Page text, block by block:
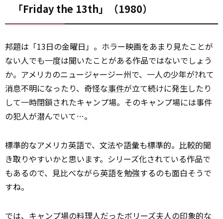
「Friday the 13th」（1980）
邦題は「13日の金曜日」。ホラー映画をあまり見たことが
ない人でも一度は聞いたことがある作品ではないでしょう
か。アメリカのニュージャージー州で、一人の少年が?れて
消息不明になったり、奇怪な事件が立て続けに発生したり
して一時閉鎖されたキャンプ場。そのキャンプ場には事件
の犯人が潜んでいて…。
標準的なアメリカ英語で、文法や語彙も標準的。 比較的聞
き取りやすいかと思います。シリーズ化されている作品で
もあるので、見比べながら英語を勉強するのも面白そうで
すね。
では、キャンプ場の料理人だったボリーズ夫人の印象的な